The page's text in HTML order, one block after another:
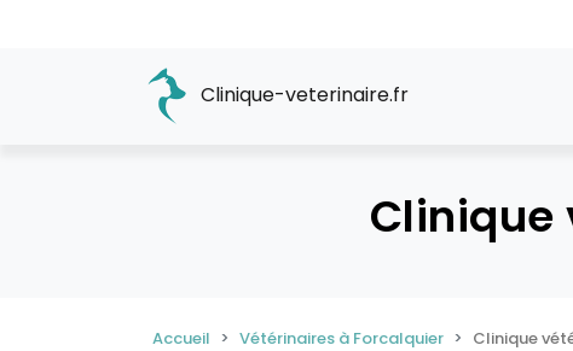
Clinique-veterinaire.fr
Clinique
Accueil Vétérinaires à Forcalquier Clinique